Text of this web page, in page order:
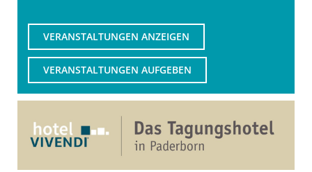
VERANSTALTUNGEN ANZEIGEN
VERANSTALTUNGEN AUFGEBEN